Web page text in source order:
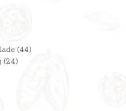
(44)
(24)